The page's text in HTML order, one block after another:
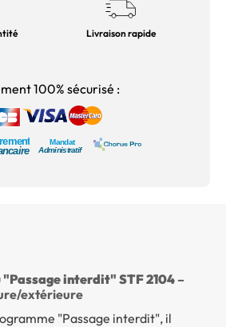
Livraison rapide
100% sécurisé :
interdit" STF 2104 –
extérieure
"Passage interdit", il